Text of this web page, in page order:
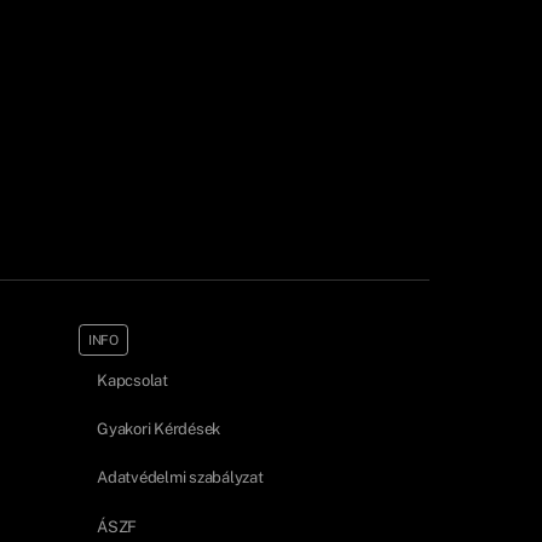
INFO
Kapcsolat
Gyakori Kérdések
Adatvédelmi szabályzat
ÁSZF